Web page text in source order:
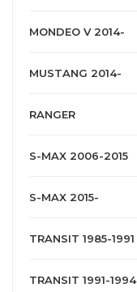
MONDEO V 2014-
MUSTANG 2014-
RANGER
S-MAX 2006-2015
S-MAX 2015-
TRANSIT 1985-1991
TRANSIT 1991-1994